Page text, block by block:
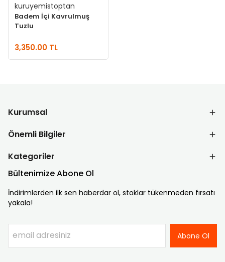
kuruyemistoptan
Badem İçi Kavrulmuş
Tuzlu
3,350.00 TL
Kurumsal
Önemli Bilgiler
Kategoriler
Bültenimize Abone Ol
İndirimlerden ilk sen haberdar ol, stoklar tükenmeden fırsatı
yakala!
Abone Ol